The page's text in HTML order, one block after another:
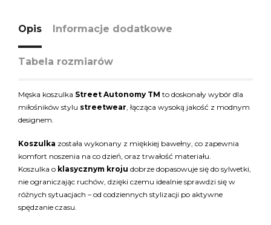
Opis Informacje dodatkowe
Tabela rozmiarów
Męska koszulka Street Autonomy TM to doskonały wybór dla
miłośników stylu streetwear , łącząca wysoką jakość z modnym
designem.
Koszulka została wykonany z miękkiej bawełny, co zapewnia
komfort noszenia na co dzień, oraz trwałość materiału.
Koszulka o klasycznym kroju dobrze dopasowuje się do sylwetki,
nie ograniczając ruchów, dzięki czemu idealnie sprawdzi się w
różnych sytuacjach – od codziennych stylizacji po aktywne
spędzanie czasu.